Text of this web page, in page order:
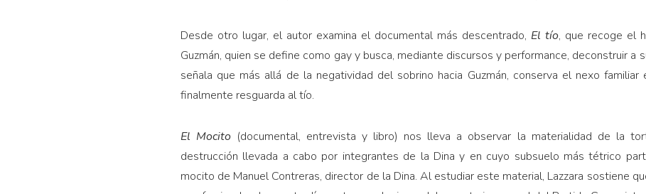
Desde otro lugar, el autor examina el documental más descentrado, El tío, que recoge el
Guzmán, quien se define como gay y busca, mediante discursos y performance, deconstruir a
señala que más allá de la negatividad del sobrino hacia Guzmán, conserva el nexo familiar
finalmente resguarda al tío.
El Mocito (documental, entrevista y libro) nos lleva a observar la materialidad de la
destrucción llevada a cabo por integrantes de la Dina y en cuyo subsuelo más tétrico
mocito de Manuel Contreras, director de la Dina. Al estudiar este material, Lazzara sostiene